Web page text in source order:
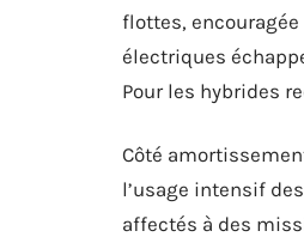
flottes, encouragée
électriques
Pour les hybrides
Côté
l’usage intensif
affectés à des